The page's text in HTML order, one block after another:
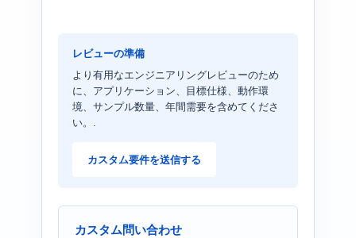
レビューの準備
より有用なエンジニアリングレビューのため
に、アプリケーション、目標仕様、動作環
境、サンプル数量、年間需要を含めてくださ
い。.
カスタム要件を送信する
カスタム問い合わせ